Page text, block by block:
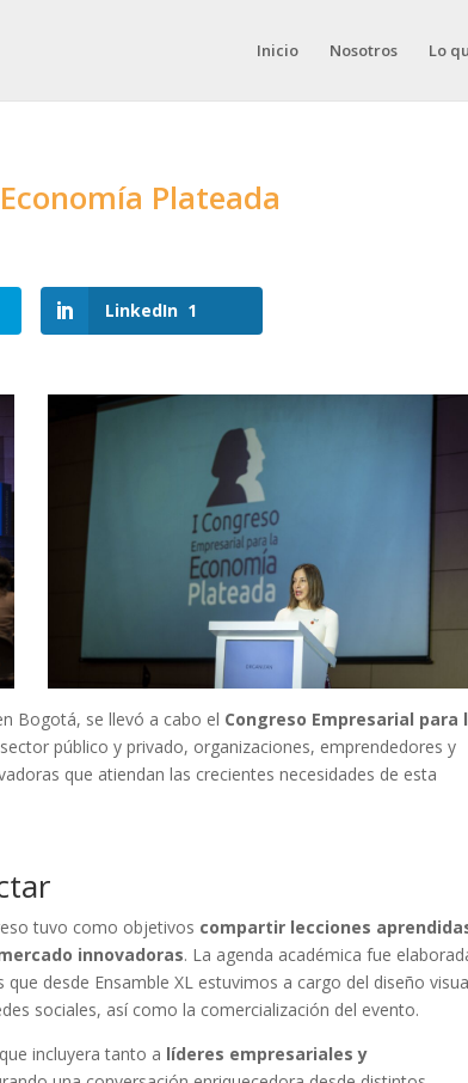
Inicio Nosotros Lo
Plateada
LinkedIn 1
Bogotá, se llevó a cabo el Congreso Empresarial para
público y privado, organizaciones, emprendedores y
que atiendan las crecientes necesidades de esta
tuvo como objetivos compartir lecciones
innovadoras. La agenda académica fue
que desde Ensamble XL estuvimos a cargo del diseño
sociales, así como la comercialización del evento.
incluyera tanto a líderes empresariales y